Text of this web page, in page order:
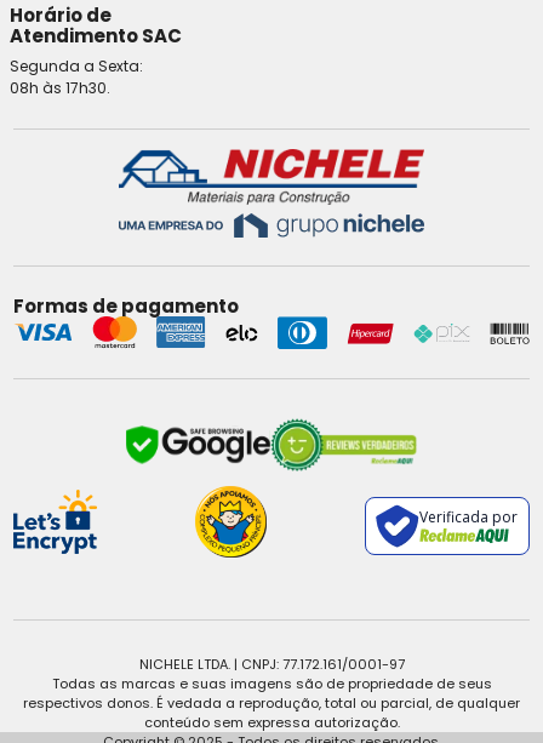
Horário de
Atendimento SAC
Segunda a Sexta:
08h às 17h30.
Formas de pagamento
Verificada por
NICHELE LTDA. | CNPJ: 77.172.161/0001-97
Todas as marcas e suas imagens são de propriedade de seus
respectivos donos. É vedada a reprodução, total ou parcial, de qualquer
conteúdo sem expressa autorização.